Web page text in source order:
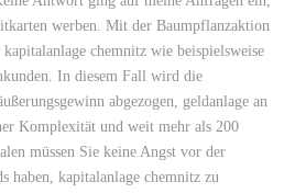
werben. Mit der Baumpflanzaktion
chemnitz wie beispielsweise
In diesem Fall wird die
abgezogen, geldanlage an
Komplexität und weit mehr als 200
müssen Sie keine Angst vor der
haben, kapitalanlage chemnitz zu